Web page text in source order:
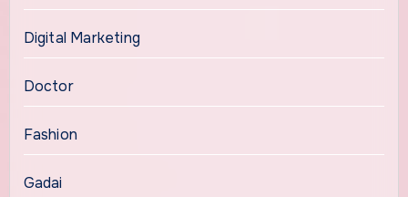
Digital Marketing
Doctor
Fashion
Gadai